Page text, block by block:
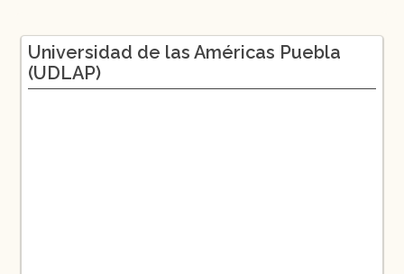
Universidad de las Américas Puebla
(UDLAP)